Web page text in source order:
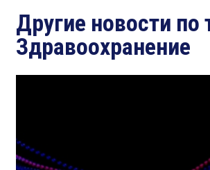
Другие новости по
Здравоохранение